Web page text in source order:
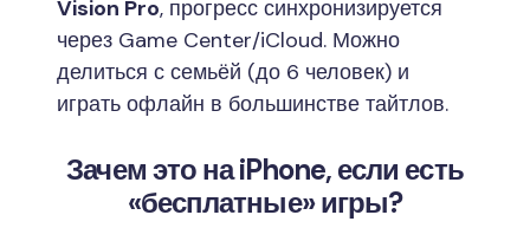
Vision Pro, прогресс синхронизируется
через Game Center/iCloud. Можно
делиться с семьёй (до 6 человек) и
играть офлайн в большинстве тайтлов.
Зачем это на iPhone, если есть
«бесплатные» игры?